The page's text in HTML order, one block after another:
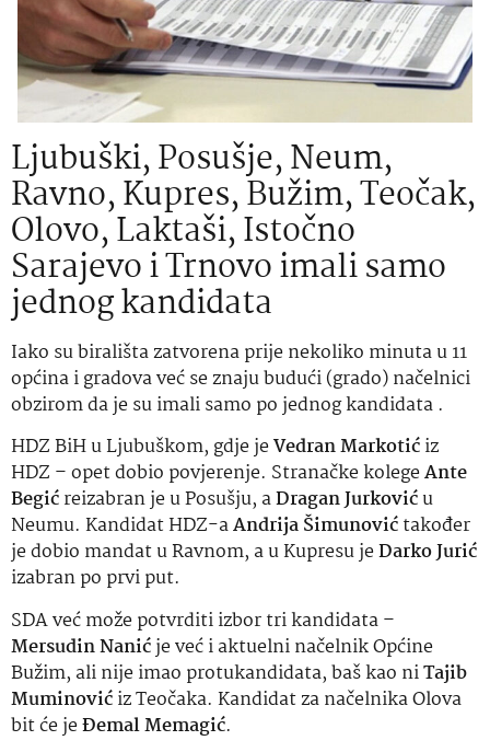
Ljubuški, Posušje, Neum,
Ravno, Kupres, Bužim, Teočak,
Olovo, Laktaši, Istočno
Sarajevo i Trnovo imali samo
jednog kandidata
Iako su birališta zatvorena prije nekoliko minuta u 11
općina i gradova već se znaju budući (grado) načelnici
obzirom da je su imali samo po jednog kandidata .
HDZ BiH u Ljubuškom, gdje jeVedran Markotićiz
HDZ – opet dobio povjerenje. Stranačke kolegeAnte
Begićreizabran je u Posušju, aDragan Jurkoviću
Neumu. Kandidat HDZ-aAndrija Šimunovićtakođer
je dobio mandat u Ravnom, a u Kupresu jeDarko Jurić
izabran po prvi put.
SDA već može potvrditi izbor tri kandidata –
Mersudin Nanićje već i aktuelni načelnik Općine
Bužim, ali nije imao protukandidata, baš kao niTajib
Muminovićiz Teočaka. Kandidat za načelnika Olova
bit će jeĐemal Memagić.